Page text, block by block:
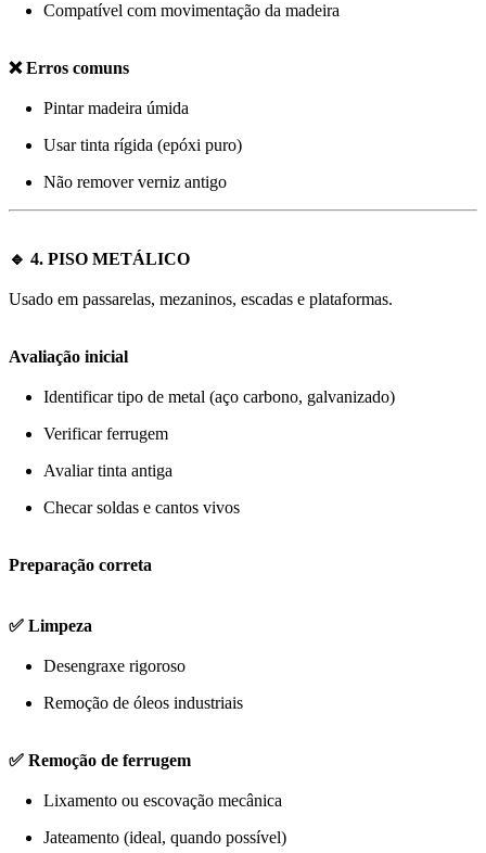
Compatível com movimentação da madeira
❌ Erros comuns
Pintar madeira úmida
Usar tinta rígida (epóxi puro)
Não remover verniz antigo
🔹 4. PISO METÁLICO
Usado em passarelas, mezaninos, escadas e plataformas.
Avaliação inicial
Identificar tipo de metal (aço carbono, galvanizado)
Verificar ferrugem
Avaliar tinta antiga
Checar soldas e cantos vivos
Preparação correta
✅ Limpeza
Desengraxe rigoroso
Remoção de óleos industriais
✅ Remoção de ferrugem
Lixamento ou escovação mecânica
Jateamento (ideal, quando possível)